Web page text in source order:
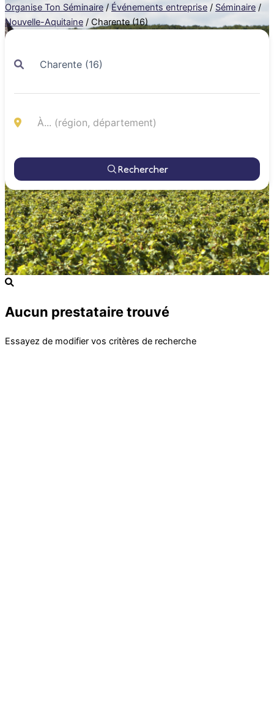
Organise Ton Séminaire / Événements entreprise / Séminaire /
Nouvelle-Aquitaine / Charente (16)
Rechercher
Aucun prestataire trouvé
Essayez de modifier vos critères de recherche